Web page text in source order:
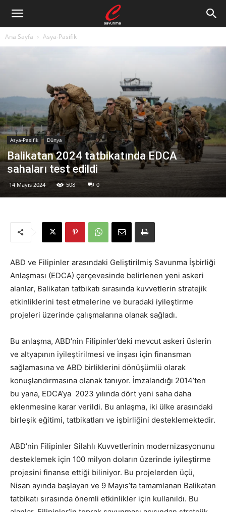
Ana Sayfa Asya-Pasifik
Asya-Pasifik Dünya
Balikatan 2024 tatbikatında EDCA
sahaları test edildi
14 Mayıs 2024 508 0
ABD ve Filipinler arasındaki Geliştirilmiş Savunma İşbirliği
Anlaşması (EDCA) çerçevesinde belirlenen yeni askeri
alanlar, Balikatan tatbikatı sırasında kuvvetlerin stratejik
etkinliklerini test etmelerine ve buradaki iyileştirme
projeleri üzerinde çalışmalarına olanak sağladı.
Bu anlaşma, ABD’nin Filipinler’deki mevcut askeri üslerin
ve altyapının iyileştirilmesi ve inşası için finansman
sağlamasına ve ABD birliklerini dönüşümlü olarak
konuşlandırmasına olanak tanıyor. İmzalandığı 2014’ten
bu yana, EDCA’ya 2023 yılında dört yeni saha daha
eklenmesine karar verildi. Bu anlaşma, iki ülke arasındaki
birleşik eğitimi, tatbikatları ve işbirliğini desteklemektedir.
ABD’nin Filipinler Silahlı Kuvvetlerinin modernizasyonunu
desteklemek için 100 milyon doların üzerinde iyileştirme
projesini finanse ettiği biliniyor. Bu projelerden üçü,
Nisan ayında başlayan ve 9 Mayıs’ta tamamlanan Balikatan
tatbikatı sırasında önemli etkinlikler için kullanıldı. Bu